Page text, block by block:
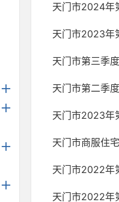
天门市2024年
天门市2023年
天门市第三季
天门市第二季
天门市2023年
天门市商服住
天门市2022年
天门市2022年